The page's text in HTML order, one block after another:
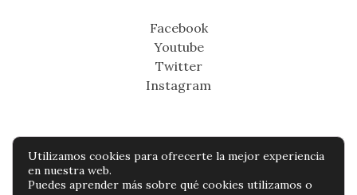
Facebook
Youtube
Twitter
Instagram
Copyright © Todos os direitos reservados -
cronicafinanciera.com
Utilizamos cookies para ofrecerte la mejor experiencia
en nuestra web.
Puedes aprender más sobre qué cookies utilizamos o